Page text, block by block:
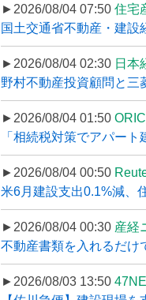
►2026/08/04 07:50 住宅
国土交通省不動産・建設
►2026/08/04 02:30 日本
野村不動産投資顧問と三
►2026/08/04 01:50
「相続税対策でアパー
►2026/08/04 00:50
米6月建設支出0.1%減、
►2026/08/04 00:30 産経
不動産書類を入れるだけ
►2026/08/03 13:50